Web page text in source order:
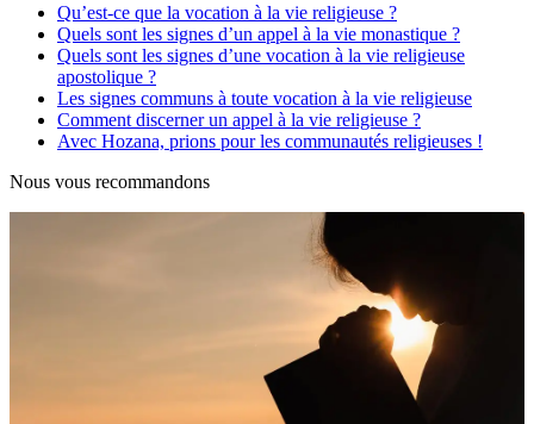
Qu’est-ce que la vocation à la vie religieuse ?
Quels sont les signes d’un appel à la vie monastique ?
Quels sont les signes d’une vocation à la vie religieuse
apostolique ?
Les signes communs à toute vocation à la vie religieuse
Comment discerner un appel à la vie religieuse ?
Avec Hozana, prions pour les communautés religieuses !
Nous vous recommandons